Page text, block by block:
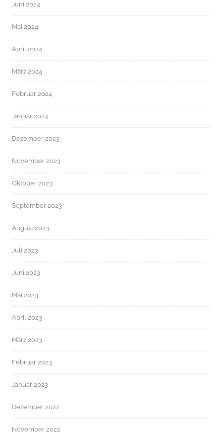
Juni 2024
Mai 2024
April 2024
März 2024
Februar 2024
Januar 2024
Dezember 2023
November 2023
Oktober 2023
September 2023
August 2023
Juli 2023
Juni 2023
Mai 2023
April 2023
März 2023
Februar 2023
Januar 2023
Dezember 2022
November 2022